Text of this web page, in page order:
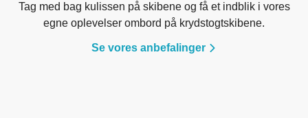
Tag med bag kulissen på skibene og få et indblik i vores
egne oplevelser ombord på krydstogtskibene.
Se vores anbefalinger